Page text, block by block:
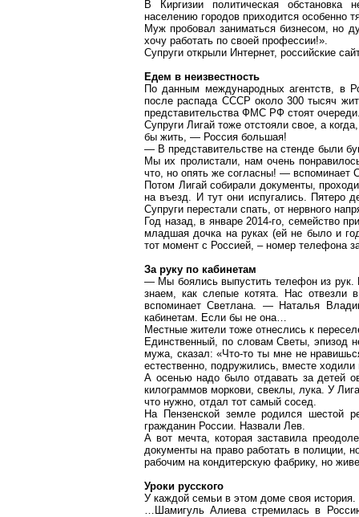
В Киргизии политическая обстановка
населению городов приходится особенно
Муж пробовал заниматься бизнесом,
хочу работать по своей профессии!».
Супруги открыли Интернет, российские
Едем в неизвестность
По данным международных агентств, в
после распада СССР около 300 тысяч
представительства ФМС РФ стоят
Супруги Лигай тоже отстояли свое, а
бы жить, — Россия большая!
— В представительстве на стенде были
Мы их пролистали, нам очень
что, но опять же согласны! — вспоминает
Потом Лигай собирали документы,
на въезд. И тут они испугались. Пятеро
Супруги перестали спать, от нервного
Год назад, в январе 2014-го, семейство
младшая дочка на руках (ей не было и
тот момент с Россией, – номер телефона
За руку по кабинетам
— Мы боялись выпустить телефон из
знаем, как слепые котята. Нас
вспоминает Светлана. — Наталья
кабинетам. Если бы не она…
Местные жители тоже отнеслись к
Единственный, по словам Светы, эпизод
мужа, сказал: «Что-то ты мне не
естественно, подружились, вместе
А осенью надо было отдавать за детей
килограммов моркови, свеклы, лука. У
что нужно, отдал тот самый сосед.
На Пензенской земле родился шестой
гражданин России. Назвали Лев.
А вот мечта, которая заставила
документы на право работать в полиции,
рабочим на кондитерскую фабрику, но
Уроки русского
У каждой семьи в этом доме своя история.
…Шамигуль Алиева стремилась в